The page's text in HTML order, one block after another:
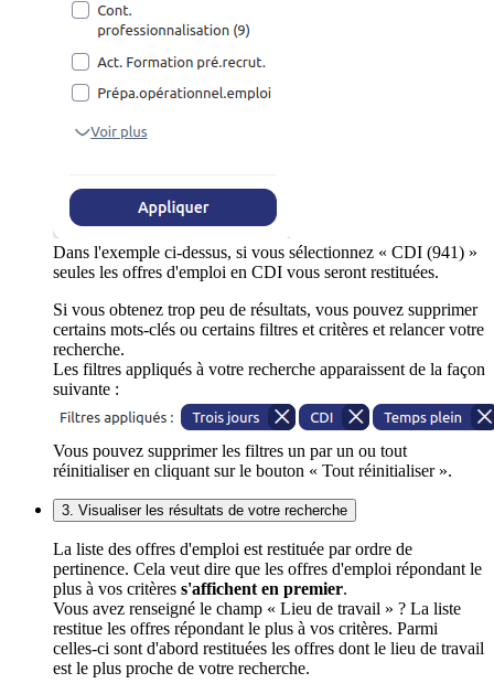
Dans l'exemple ci-dessus, si vous sélectionnez « CDI (941) »
seules les offres d'emploi en CDI vous seront restituées.
Si vous obtenez trop peu de résultats, vous pouvez supprimer
certains mots-clés ou certains filtres et critères et relancer votre
recherche.
Les filtres appliqués à votre recherche apparaissent de la façon
suivante :
Vous pouvez supprimer les filtres un par un ou tout
réinitialiser en cliquant sur le bouton « Tout réinitialiser ».
3. Visualiser les résultats de votre recherche
La liste des offres d'emploi est restituée par ordre de
pertinence. Cela veut dire que les offres d'emploi répondant le
plus à vos critères s'affichent en premier.
Vous avez renseigné le champ « Lieu de travail » ? La liste
restitue les offres répondant le plus à vos critères. Parmi
celles-ci sont d'abord restituées les offres dont le lieu de travail
est le plus proche de votre recherche.